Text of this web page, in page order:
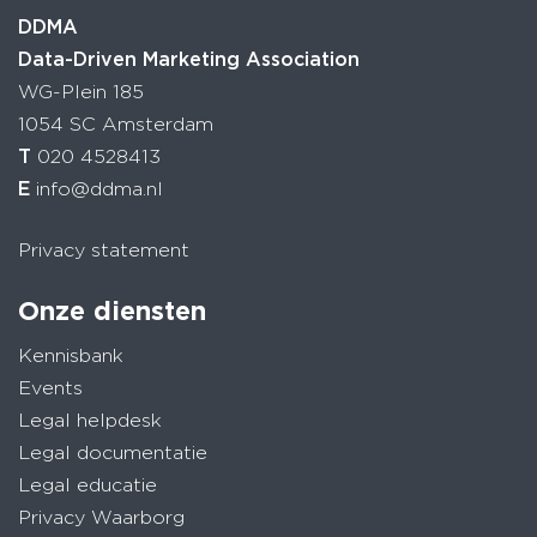
DDMA
Data-Driven Marketing Association
WG-Plein 185
1054 SC Amsterdam
T 020 4528413
E info@ddma.nl
Privacy statement
Onze diensten
Kennisbank
Events
Legal helpdesk
Legal documentatie
Legal educatie
Privacy Waarborg